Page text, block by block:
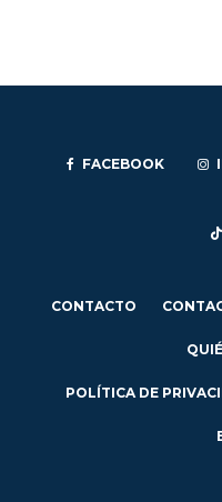
FACEBOOK
CONTACTO
POLÍTICA DE